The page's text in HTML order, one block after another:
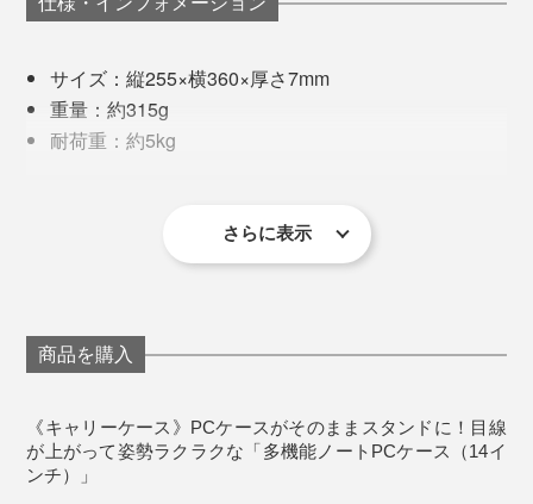
さりげなく固定タブが付いているので、傾斜があっても
ノートパソコンが滑り落ちません。
写真左から時計まわりで「
余計なものを省き、もっと薄く、もっと小さく。その研
究に、3年。
だから、ノートパソコンを単体で使うと「なんでこんな
と、その存在の偉大さに気付かされます。
サイズ：縦255×横360×厚さ7mm
重量：約315g
耐荷重：約5kg
ネット、ネオプレン、鉄シート、ポリカーボネート
対応ノートPCサイズ：縦230×横320×厚さ17mm以内
《お手入れについて》
外側：
キャリーケースからすべての物を取り出し、少し湿らせ
た布で拭いてください。除菌アルコールを使用する場合
は、製品の表面に残留物が残らないように、使用量を抑
え、すぐに蒸発するようにしてください。
さらに表示
商品を購入
《キャリーケース》PCケースがそのままスタンドに！目線
が上がって姿勢ラクラクな「多機能ノートPCケース（14イ
ンチ）」